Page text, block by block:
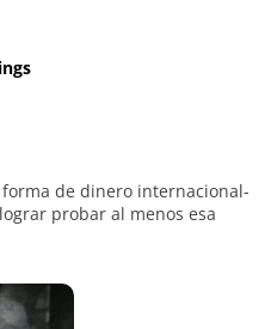
forma de dinero internacional-
probar al menos esa